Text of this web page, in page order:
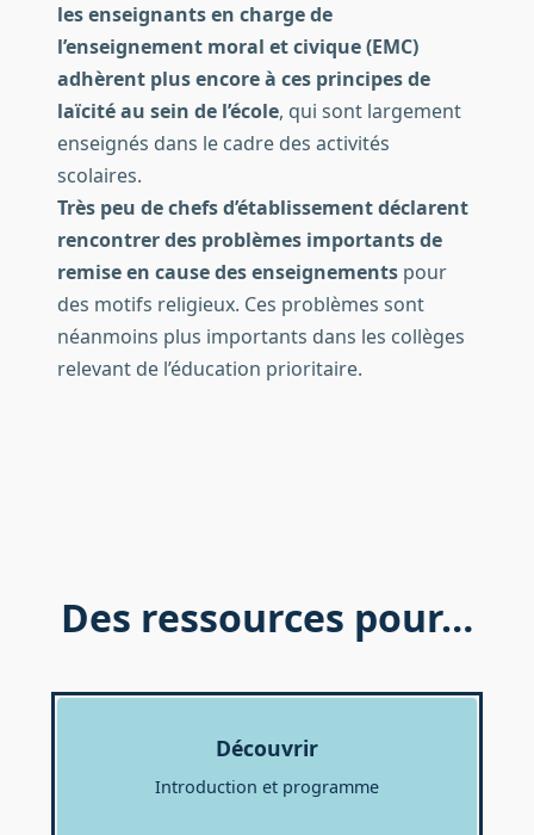
les enseignants en charge de
l’enseignement moral et civique (EMC)
adhèrent plus encore à ces principes de
laïcité au sein de l’école, qui sont largement
enseignés dans le cadre des activités
scolaires.
Très peu de chefs d’établissement déclarent
rencontrer des problèmes importants de
remise en cause des enseignements pour
des motifs religieux. Ces problèmes sont
néanmoins plus importants dans les collèges
relevant de l’éducation prioritaire.
Des ressources pour…
Découvrir
Introduction et programme